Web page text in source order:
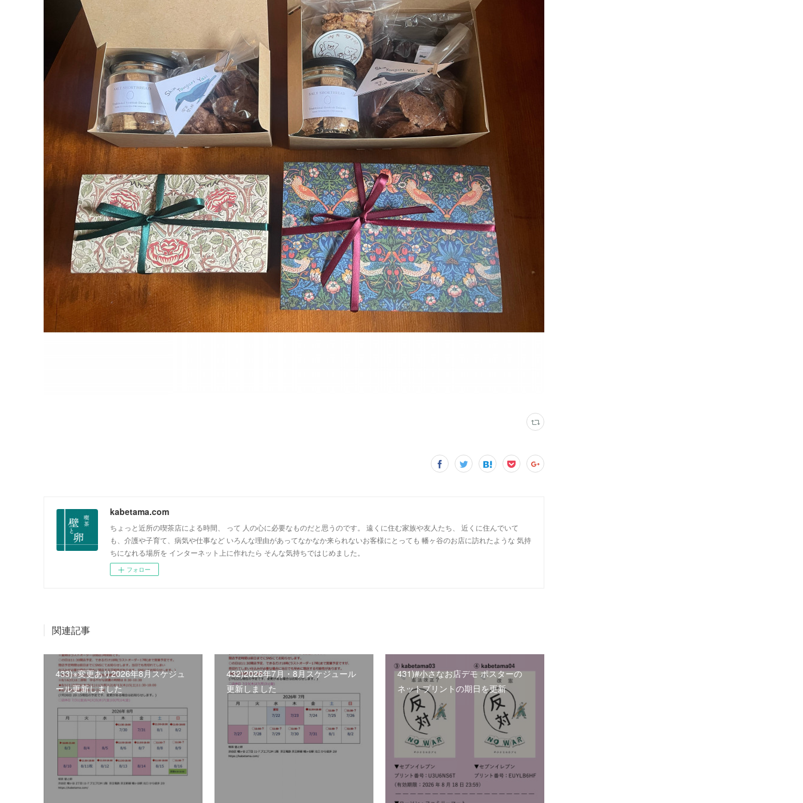
kabetama.com
ちょっと近所の喫茶店による時間、 って 人の心に必要なものだと思うのです。 遠くに住む家族や友人たち、 近くに住んでいて
も、介護や子育て、病気や仕事など いろんな理由があってなかなか来られないお客様にとっても 幡ヶ谷のお店に訪れたような 気持
ちになれる場所を インターネット上に作れたら そんな気持ちではじめました。
フォロー
関連記事
433)※変更あり2026年8月スケジュ
ール更新しました
432)2026年7月・8月スケジュール
更新しました
431)#小さなお店デモ ポスターの
ネットプリントの期日を更新